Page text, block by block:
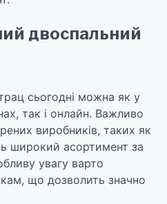
двоспальний
сьогодні можна як у
так і онлайн. Важливо
виробників, таких як
широкий асортимент за
увагу варто
що дозволить значно